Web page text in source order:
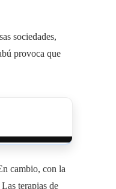
sociedades,
provoca que
cambio, con la
terapias de